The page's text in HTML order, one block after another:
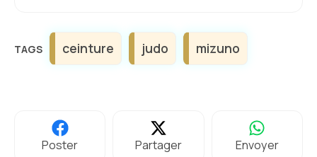
Étiquettes
ceinture judo mizuno
Poster Partager Envoyer